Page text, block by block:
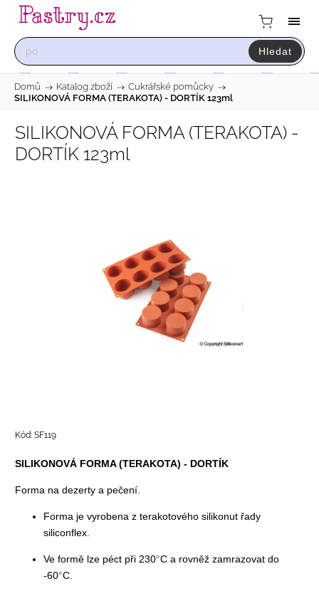
Hledat
Domů / Katalog zboží / Cukrářské pomůcky /
SILIKONOVÁ FORMA (TERAKOTA) - DORTÍK 123ml
SILIKONOVÁ FORMA (TERAKOTA) -
DORTÍK 123ml
Kód: SF119
SILIKONOVÁ FORMA (TERAKOTA) - DORTÍK
Forma na dezerty a pečení.
Forma je vyrobena z terakotového silikonut řady
siliconflex.
Ve formě lze péct při 230°C a rovněž zamrazovat do
-60°C.